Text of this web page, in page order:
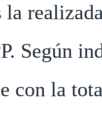
la
Según
con la